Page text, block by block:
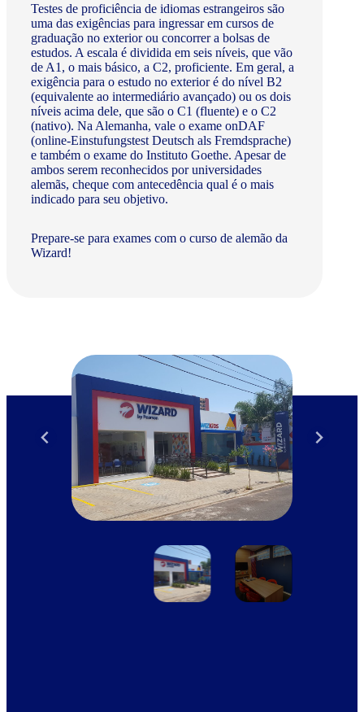
Testes de proficiência de idiomas estrangeiros são
uma das exigências para ingressar em cursos de
graduação no exterior ou concorrer a bolsas de
estudos. A escala é dividida em seis níveis, que vão
de A1, o mais básico, a C2, proficiente. Em geral, a
exigência para o estudo no exterior é do nível B2
(equivalente ao intermediário avançado) ou os dois
níveis acima dele, que são o C1 (fluente) e o C2
(nativo). Na Alemanha, vale o exame onDAF
(online-Einstufungstest Deutsch als Fremdsprache)
e também o exame do Instituto Goethe. Apesar de
ambos serem reconhecidos por universidades
alemãs, cheque com antecedência qual é o mais
indicado para seu objetivo.
Prepare-se para exames com o curso de alemão da
Wizard!